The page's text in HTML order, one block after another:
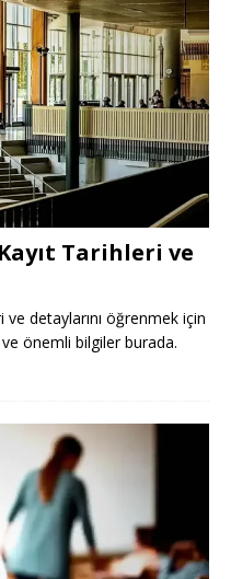
Tarihleri ve
detaylarını öğrenmek için
önemli bilgiler burada.